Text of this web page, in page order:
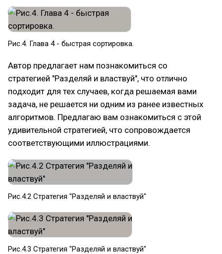
Рис.4. Глава 4 - быстрая сортировка.
Автор предлагает нам познакомиться со
стратегией "Разделяй и властвуй", что отлично
подходит для тех случаев, когда решаемая вами
задача, не решается ни одним из ранее известных
алгоритмов. Предлагаю вам ознакомиться с этой
удивительной стратегией, что сопровождается
соответствующими иллюстрациями.
Рис.4.2 Стратегия "Разделяй и властвуй"
Рис.4.3 Стратегия "Разделяй и властвуй"